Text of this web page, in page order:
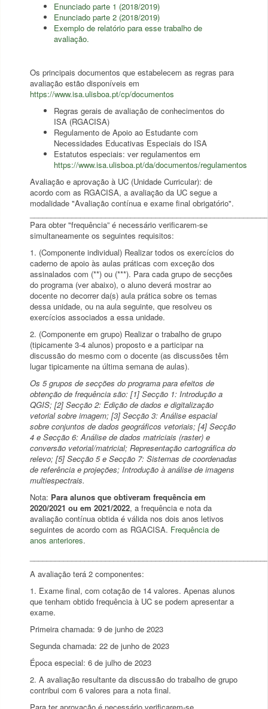
Enunciado parte 1 (2018/2019)
Enunciado parte 2 (2018/2019)
Exemplo de relatório para esse trabalho de
avaliação.
Os principais documentos que estabelecem as regras para
avaliação estão disponíveis em
https://www.isa.ulisboa.pt/cp/documentos
Regras gerais de avaliação de conhecimentos do
ISA (RGACISA)
Regulamento de Apoio ao Estudante com
Necessidades Educativas Especiais do ISA
Estatutos especiais: ver regulamentos em
https://www.isa.ulisboa.pt/da/documentos/regulamentos
Avaliação e aprovação à UC (Unidade Curricular): de
acordo com as RGACISA, a avaliação da UC segue a
modalidade "Avaliação contínua e exame final obrigatório".
Para obter "frequência” é necessário verificarem-se
simultaneamente os seguintes requisitos:
1. (Componente individual) Realizar todos os exercícios do
caderno de apoio às aulas práticas com exceção dos
assinalados com (**) ou (***). Para cada grupo de secções
do programa (ver abaixo), o aluno deverá mostrar ao
docente no decorrer da(s) aula prática sobre os temas
dessa unidade, ou na aula seguinte, que resolveu os
exercícios associados a essa unidade.
2. (Componente em grupo) Realizar o trabalho de grupo
(tipicamente 3-4 alunos) proposto e a participar na
discussão do mesmo com o docente (as discussões têm
lugar tipicamente na última semana de aulas).
Os 5 grupos de secções do programa para efeitos de
obtenção de frequência são: [1] Secção 1: Introdução a
QGIS; [2] Secção 2: Edição de dados e digitalização
vetorial sobre imagem; [3] Secção 3: Análise espacial
sobre conjuntos de dados geográficos vetoriais; [4] Secção
4 e Secção 6: Análise de dados matriciais (raster) e
conversão vetorial/matricial; Representação cartográfica do
relevo; [5] Secção 5 e Secção 7: Sistemas de coordenadas
de referência e projeções; Introdução à análise de imagens
multiespectrais.
Nota: Para alunos que obtiveram frequência em
2020/2021 ou em 2021/2022, a frequência e nota da
avaliação contínua obtida é válida nos dois anos letivos
seguintes de acordo com as RGACISA. Frequência de
anos anteriores.
A avaliação terá 2 componentes:
1. Exame final, com cotação de 14 valores. Apenas alunos
que tenham obtido frequência à UC se podem apresentar a
exame.
Primeira chamada: 9 de junho de 2023
Segunda chamada: 22 de junho de 2023
Época especial: 6 de julho de 2023
2. A avaliação resultante da discussão do trabalho de grupo
contribui com 6 valores para a nota final.